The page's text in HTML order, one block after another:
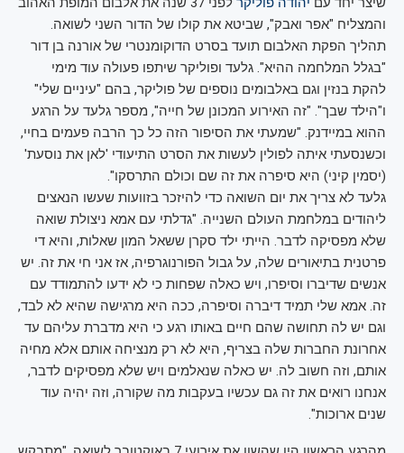
והמצליח "אפר ואבק", שביטא את קולו של הדור השני לשואה.
תהליך הפקת האלבום תועד בסרט הדוקומנטרי של אורנה בן דור
"בגלל המלחמה ההיא". גלעד ופוליקר שיתפו פעולה עוד מימי
להקת בנזין וגם באלבומים נוספים של פוליקר, בהם "עיניים שלי"
ו"הילד שבך". "זה האירוע המכונן של חייה", מספר גלעד על הרגע
ההוא במיידנק. "שמעתי את הסיפור הזה כל כך הרבה פעמים בחיי,
וכשנסעתי איתה לפולין לעשות את הסרט התיעודי 'לאן את נוסעת'
(יסמין קיני) היא סיפרה את זה שם וכולם התרסקו".
גלעד לא צריך את יום השואה כדי להיזכר בזוועות שעשו הנאצים
ליהודים במלחמת העולם השנייה. "גדלתי עם אמא ניצולת שואה
שלא מפסיקה לדבר. הייתי ילד סקרן ששאל המון שאלות, והיא די
פרטנית בתיאורים שלה, על גבול הפורנוגרפיה, אז אני חי את זה. יש
אנשים שדיברו וסיפרו, ויש כאלה שפחות כי לא ידעו להתמודד עם
זה. אמא שלי תמיד דיברה וסיפרה, ככה היא מרגישה שהיא לא לבד,
וגם יש לה תחושה שהם חיים באותו רגע כי היא מדברת עליהם עד
אחרונת החברות שלה בצריף, היא לא רק מנציחה אותם אלא מחיה
אותם, וזה חשוב לה. יש כאלה שנאלמים ויש שלא מפסיקים לדבר,
אנחנו רואים את זה גם עכשיו בעקבות מה שקורה, וזה יהיה עוד
שנים ארוכות".